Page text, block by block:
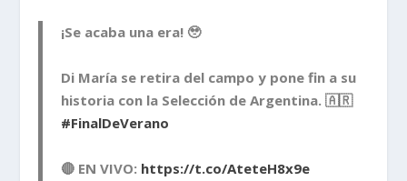
¡Se acaba una era! 🥹
Di María se retira del campo y pone fin a su
historia con la Selección de Argentina. 🇦🇷
#FinalDeVerano
🔴 EN VIVO: https://t.co/AteteH8x9e